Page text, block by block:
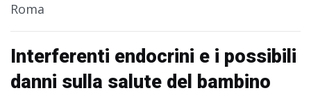
Roma
Interferenti endocrini e i possibili
danni sulla salute del bambino